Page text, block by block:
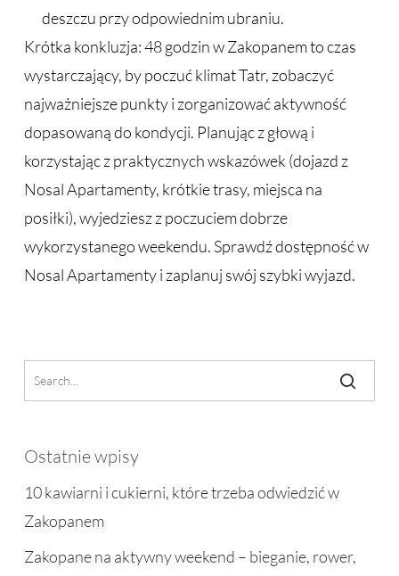
deszczu przy odpowiednim ubraniu.
Krótka konkluzja: 48 godzin w Zakopanem to czas
wystarczający, by poczuć klimat Tatr, zobaczyć
najważniejsze punkty i zorganizować aktywność
dopasowaną do kondycji. Planując z głową i
korzystając z praktycznych wskazówek (dojazd z
Nosal Apartamenty, krótkie trasy, miejsca na
posiłki), wyjedziesz z poczuciem dobrze
wykorzystanego weekendu. Sprawdź dostępność w
Nosal Apartamenty i zaplanuj swój szybki wyjazd.
Ostatnie wpisy
10 kawiarni i cukierni, które trzeba odwiedzić w
Zakopanem
Zakopane na aktywny weekend – bieganie, rower,